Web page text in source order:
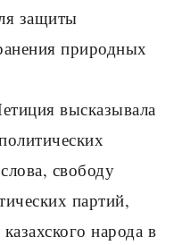
защиты
природных
высказывала
свободу
партий,
народа в